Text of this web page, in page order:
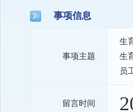
事项信息
事项主题
生
生
员
留言时间